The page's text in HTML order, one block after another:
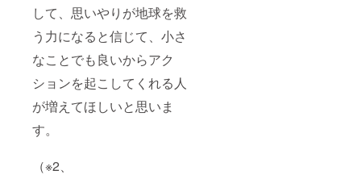
して、思いやりが地球を救
う力になると信じて、小さ
なことでも良いからアク
ションを起こしてくれる人
が増えてほしいと思いま
す。
（※2、